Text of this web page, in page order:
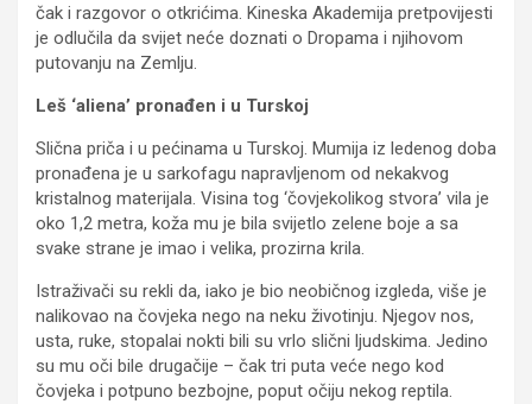
čak i razgovor o otkrićima. Kineska Akademija pretpovijesti
je odlučila da svijet neće doznati o Dropama i njihovom
putovanju na Zemlju.
Leš ‘aliena’ pronađen i u Turskoj
Slična priča i u pećinama u Turskoj. Mumija iz ledenog doba
pronađena je u sarkofagu napravljenom od nekakvog
kristalnog materijala. Visina tog ‘čovjekolikog stvora’ vila je
oko 1,2 metra, koža mu je bila svijetlo zelene boje a sa
svake strane je imao i velika, prozirna krila.
Istraživači su rekli da, iako je bio neobičnog izgleda, više je
nalikovao na čovjeka nego na neku životinju. Njegov nos,
usta, ruke, stopalai nokti bili su vrlo slični ljudskima. Jedino
su mu oči bile drugačije – čak tri puta veće nego kod
čovjeka i potpuno bezbojne, poput očiju nekog reptila.